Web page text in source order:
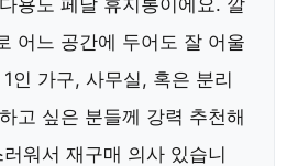
어느 공간에 두어도 잘 어울
인 가구, 사무실, 혹은 분리
고 싶은 분들께 강력 추천해
워서 재구매 의사 있습니